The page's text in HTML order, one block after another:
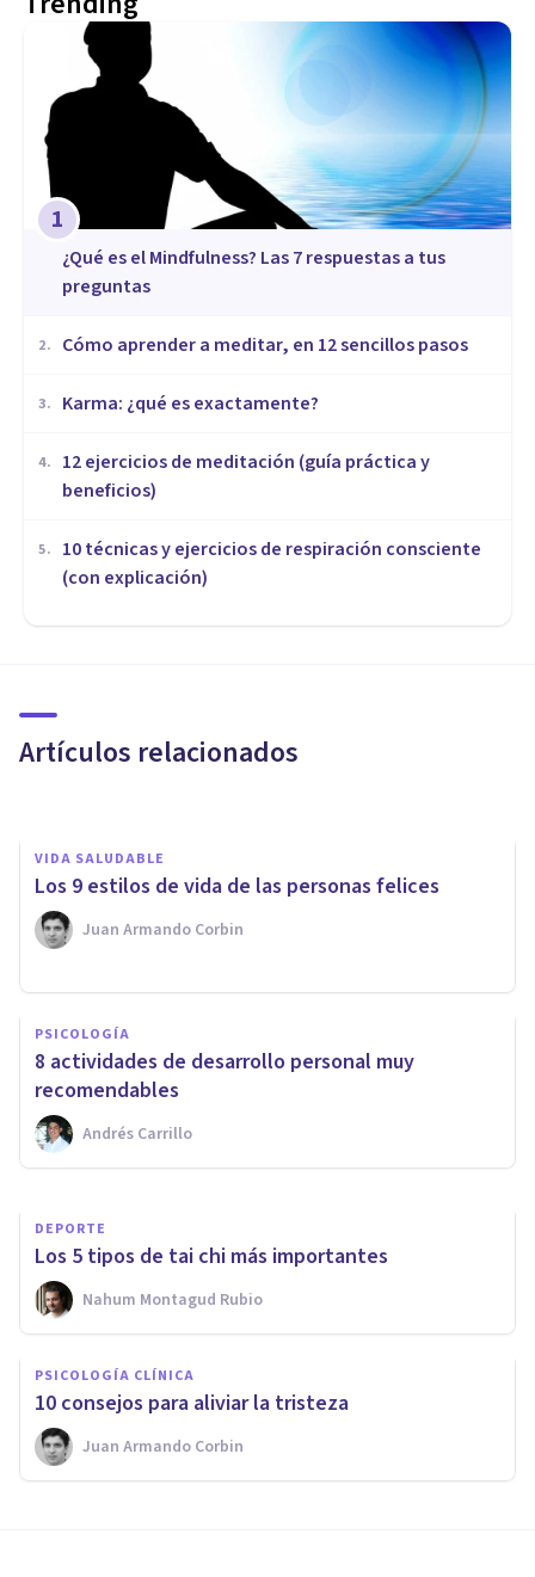
1
¿Qué es el Mindfulness? Las 7 respuestas a tus
preguntas
2. Cómo aprender a meditar, en 12 sencillos pasos
3. ​Karma: ¿qué es exactamente?
4.
12 ejercicios de meditación (guía práctica y
beneficios)
5.
10 técnicas y ejercicios de respiración consciente
(con explicación)
Artículos relacionados
mejorarán tu equilibrio mental
VIDA SALUDABLE
​Los 9 estilos de vida de las personas felices
Juan Armando Corbin
PSICOLOGÍA
8 actividades de desarrollo personal muy
recomendables
Andrés Carrillo
¿Cómo afrontar la ansiedad
cuando dejas de fumar?
Carolina Marín
DEPORTE
Los 5 tipos de tai chi más importantes
Nahum Montagud Rubio
PSICOLOGÍA CLÍNICA
10 consejos para aliviar la tristeza
Juan Armando Corbin